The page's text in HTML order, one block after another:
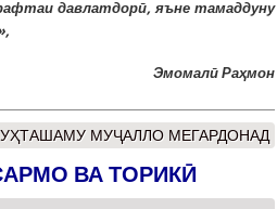
давлатдорӣ, яъне тамаддуну
Эмомалӣ Раҳмон
МУҶАЛЛО МЕГАРДОНАД
ВА ТОРИКӢ